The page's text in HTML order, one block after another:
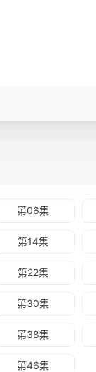
第06集
第14集
第22集
第30集
第38集
第46集